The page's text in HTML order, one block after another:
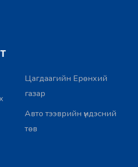
Цагдаагийн Ерөнхий
газар
Авто тээврийн үндэсний
төв